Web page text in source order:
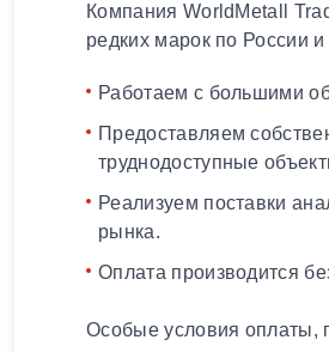
Компания WorldMetall
редких марок по России
Работаем с большими
Предоставляем
труднодоступные
Реализуем поставки
рынка.
Оплата производится
Особые условия оплаты,